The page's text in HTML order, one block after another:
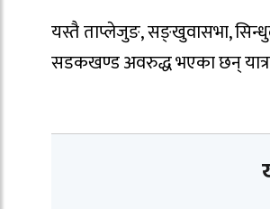
यस्तै ताप्लेजुङ, सङ्खुवासभा,
सडकखण्ड अवरुद्ध भएका छन्